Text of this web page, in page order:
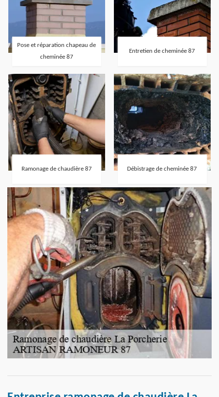
Pose et réparation chapeau de
cheminée 87
Entretien de cheminée 87
Ramonage de chaudière 87 Débistrage de cheminée 87